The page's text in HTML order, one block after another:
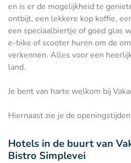
en is er de mogelijkheid te
ontbijt, een lekkere kop koffie,
een speciaalbiertje of goed glas
e-bike of scooter huren om de
verkennen. Alles voor een
land.
Je bent van harte welkom bij
Hiernaast zie je de
Hotels in de buurt van
Bistro Simplevei